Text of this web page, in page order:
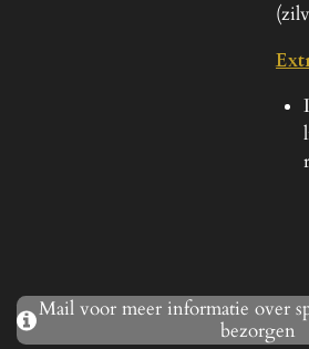
Mail voor meer informatie over
bezorgen